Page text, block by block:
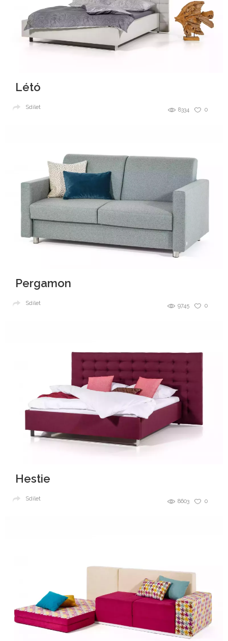
Létó
0
8334
Sdílet
Pergamon
0
9745
Sdílet
Hestie
0
8603
Sdílet